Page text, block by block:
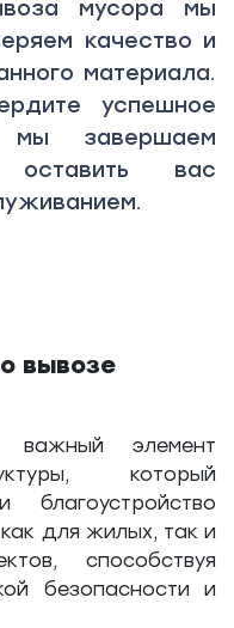
мусора мы
качество и
материала.
успешное
мы завершаем
оставить вас
вывозе
элемент
который
благоустройство
для жилых, так и
способствуя
безопасности и